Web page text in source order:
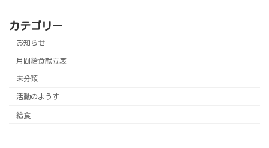
カテゴリー
お知らせ
月間給食献立表
未分類
活動のようす
給食